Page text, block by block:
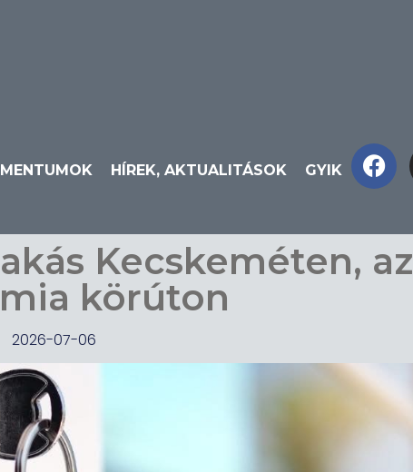
HÍREK, AKTUALITÁSOK GYIK
Kecskeméten, az
körúton
2026-07-06